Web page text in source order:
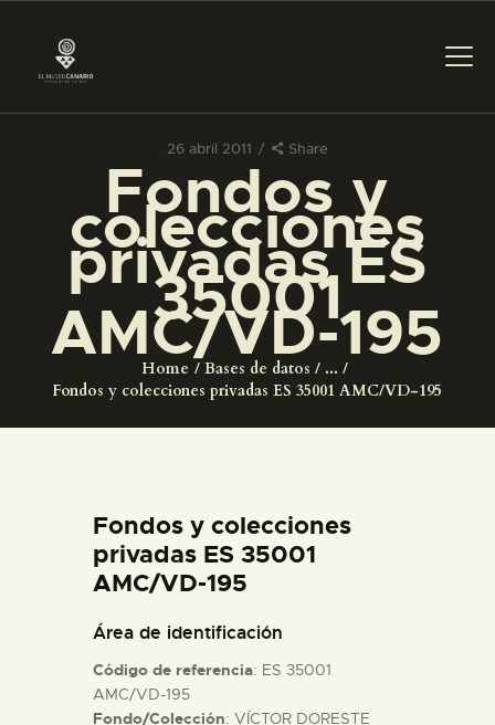
26 abril 2011 Share
Fondos y
colecciones
privadas ES
35001
AMC/VD-195
Home Bases de datos
...
Fondos y colecciones privadas ES 35001 AMC/VD-195
PREPARAR LA VISITA
ACTIVIDADES
█
EL MUSEO
DIDÁCTICA
ESPAÑOL
ACTIVIDADES
Fondos y colecciones
privadas ES 35001
AMC/VD-195
Área de identificación
Código de referencia: ES 35001
AMC/VD-195
Fondo/Colección: VÍCTOR DORESTE